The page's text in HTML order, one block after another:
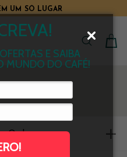
E SAIBA
MUNDO DO CAFÉ!
UM SÓ LUGAR
Ordenar